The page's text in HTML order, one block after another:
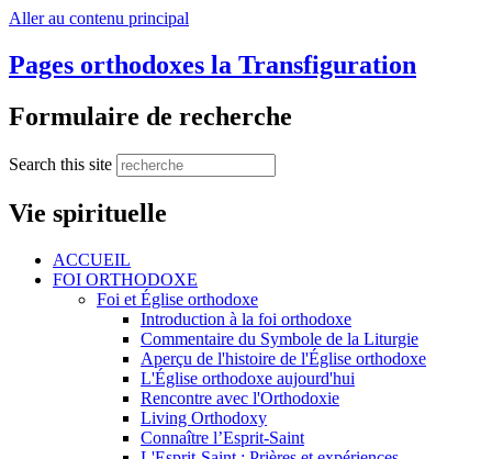
Aller au contenu principal
Pages orthodoxes la Transfiguration
Formulaire de recherche
Search this site
Vie spirituelle
ACCUEIL
FOI ORTHODOXE
Foi et Église orthodoxe
Introduction à la foi orthodoxe
Commentaire du Symbole de la Liturgie
Aperçu de l'histoire de l'Église orthodoxe
L'Église orthodoxe aujourd'hui
Rencontre avec l'Orthodoxie
Living Orthodoxy
Connaître l’Esprit-Saint